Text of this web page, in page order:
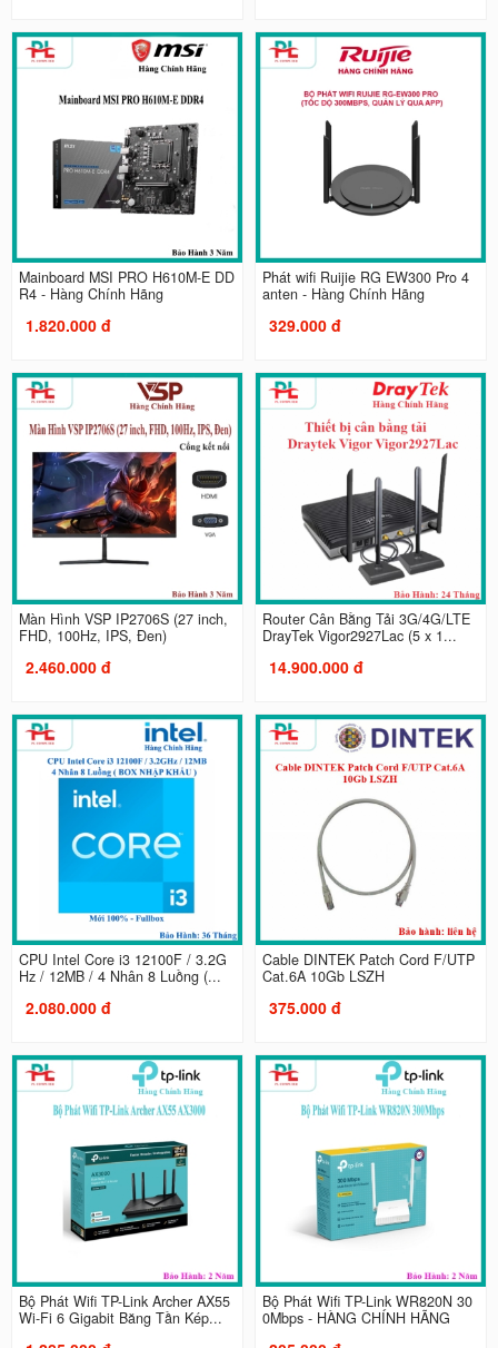
Mainboard MSI PRO H610M-E DD
R4 - Hàng Chính Hãng
1.820.000 đ
Phát wifi Ruijie RG EW300 Pro 4
anten - Hàng Chính Hãng
329.000 đ
Màn Hình VSP IP2706S (27 inch,
FHD, 100Hz, IPS, Đen)
2.460.000 đ
Router Cân Bằng Tải 3G/4G/LTE
DrayTek Vigor2927Lac (5 x 1...
14.900.000 đ
CPU Intel Core i3 12100F / 3.2G
Hz / 12MB / 4 Nhân 8 Luồng (...
2.080.000 đ
Cable DINTEK Patch Cord F/UTP
Cat.6A 10Gb LSZH
375.000 đ
Bộ Phát Wifi TP-Link Archer AX55
Wi-Fi 6 Gigabit Băng Tần Kép...
Bộ Phát Wifi TP-Link WR820N 30
0Mbps - HÀNG CHÍNH HÃNG